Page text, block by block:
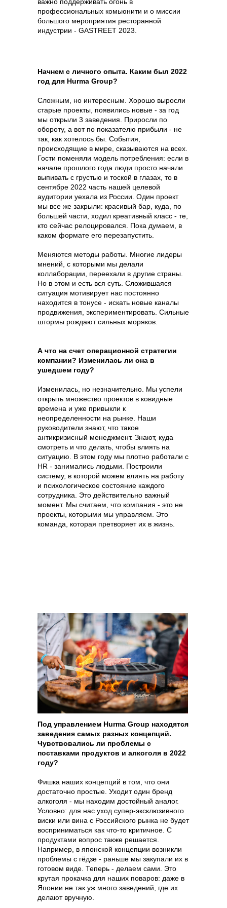
Начнем с личного опыта. Каким был 2022
год для Hurma Group?
Сложным, но интересным. Хорошо выросли
старые проекты, появились новые - за год
мы открыли 3 заведения. Приросли по
обороту, а вот по показателю прибыли - не
так, как хотелось бы. События,
происходящие в мире, сказываются на всех.
Гости поменяли модель потребления: если в
начале прошлого года люди просто начали
выпивать с грустью и тоской в глазах, то в
сентябре 2022 часть нашей целевой
аудитории уехала из России. Один проект
мы все же закрыли: красивый бар, куда, по
большей части, ходил креативный класс - те,
кто сейчас релоцировался. Пока думаем, в
каком формате его перезапустить.
Меняются методы работы. Многие лидеры
мнений, с которыми мы делали
коллаборации, переехали в другие страны.
Но в этом и есть вся суть. Сложившаяся
ситуация мотивирует нас постоянно
находится в тонусе - искать новые каналы
продвижения, экспериментировать. Сильные
штормы рождают сильных моряков.
А что на счет операционной стратегии
компании? Изменилась ли она в
ушедшем году?
Изменилась, но незначительно. Мы успели
открыть множество проектов в ковидные
времена и уже привыкли к
неопределенности на рынке. Наши
руководители знают, что такое
антикризисный менеджмент. Знают, куда
смотреть и что делать, чтобы влиять на
ситуацию. В этом году мы плотно работали с
HR - занимались людьми. Построили
систему, в которой можем влиять на работу
и психологическое состояние каждого
сотрудника. Это действительно важный
момент. Мы считаем, что компания - это не
проекты, которыми мы управляем. Это
команда, которая претворяет их в жизнь.
Под управлением Hurma Group находятся
заведения самых разных концепций.
Чувствовались ли проблемы с
поставками продуктов и алкоголя в 2022
году?
Фишка наших концепций в том, что они
достаточно простые. Уходит один бренд
алкоголя - мы находим достойный аналог.
Условно: для нас уход супер-эксклюзивного
виски или вина с Российского рынка не будет
восприниматься как что-то критичное. С
продуктами вопрос также решается.
Например, в японской концепции возникли
проблемы с гёдзе - раньше мы закупали их в
готовом виде. Теперь - делаем сами. Это
крутая прокачка для наших поваров: даже в
Японии не так уж много заведений, где их
делают вручную.
профессиональных комьюнити и о миссии
большого мероприятия ресторанной
индустрии - GASTREET 2023.
ЗАКРЫТЫЙ ЧАТ
GASTREET NIGHT SHOW
ПРОЖИВАНИЕ В ОТЕЛЕ 5*
200 000 Р
ЗАКРЫТЫЙ ЧАТ
GASTREET NIGHT SHOW
100 000 Р
ЗАКРЫТЫЙ ЧАТ
GASTREET NIGHT SHOW
45 000 Р